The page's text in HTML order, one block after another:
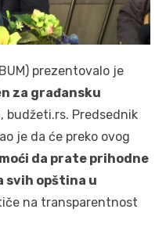
prezentovalo je
za građansku
, budžeti.rs. Predsednik
je da će preko ovog
da prate prihodne
svih opština u
na transparentnost